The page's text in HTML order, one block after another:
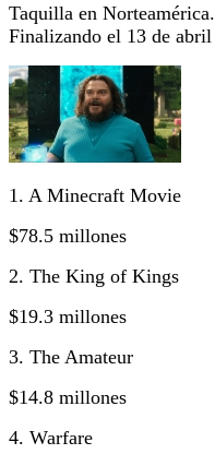
Taquilla en Norteamérica.
Finalizando el 13 de abril
1. A Minecraft Movie
$78.5 millones
2. The King of Kings
$19.3 millones
3. The Amateur
$14.8 millones
4. Warfare